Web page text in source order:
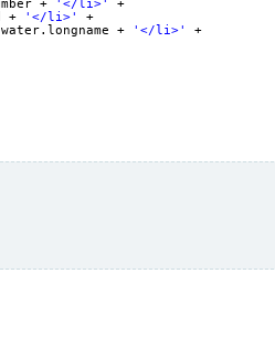
+ '</li>'
+
+ '</li>'
+
+ '</li>'
+